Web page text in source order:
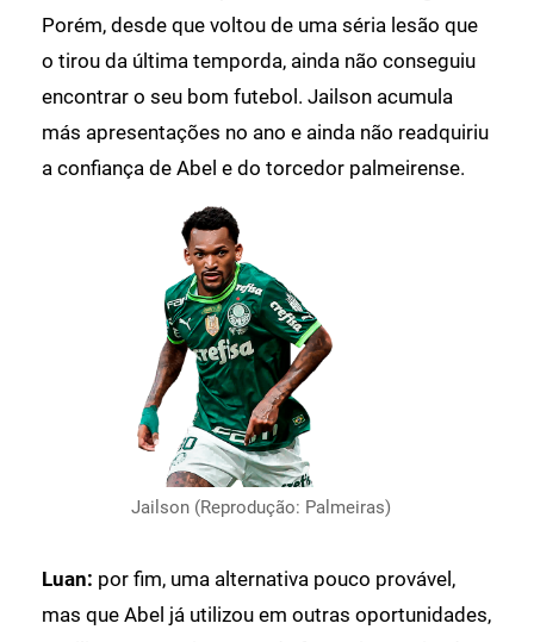
Porém, desde que voltou de uma séria lesão que
o tirou da última temporda, ainda não conseguiu
encontrar o seu bom futebol. Jailson acumula
más apresentações no ano e ainda não readquiriu
a confiança de Abel e do torcedor palmeirense.
Jailson (Reprodução: Palmeiras)
Luan: por fim, uma alternativa pouco provável,
mas que Abel já utilizou em outras oportunidades,